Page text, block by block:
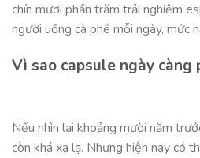
chín mươi phần trăm trải nghiệm
người uống cà phê mỗi ngày, mức
Vì sao capsule ngày càng
Nếu nhìn lại khoảng mười năm
còn khá xa lạ. Nhưng hiện nay có